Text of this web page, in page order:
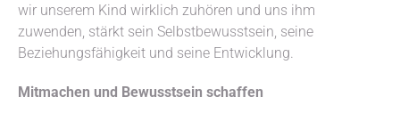
wir unserem Kind wirklich zuhören und uns ihm
zuwenden, stärkt sein Selbstbewusstsein, seine
Beziehungsfähigkeit und seine Entwicklung.
Mitmachen und Bewusstsein schaffen